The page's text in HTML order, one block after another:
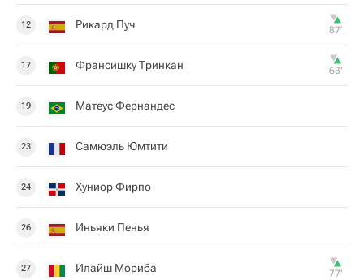
12 Рикард Пуч 87‎’‎
17 Франсишку Тринкан 63‎’‎
19 Матеус Фернандес
23 Самюэль Юмтити
24 Хуниор Фирпо
26 Иньяки Пенья
27 Илайш Мориба 77‎’‎